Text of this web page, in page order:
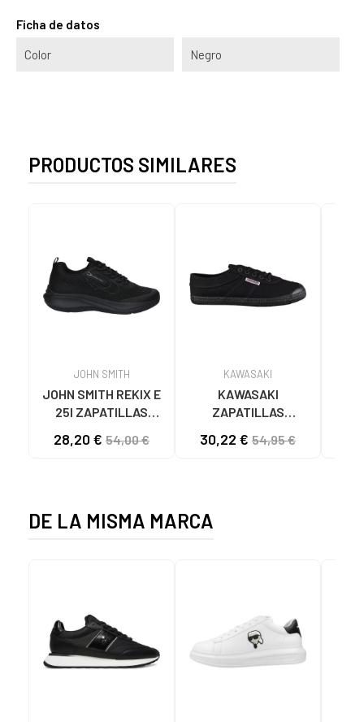
Ficha de datos
Color Negro
PRODUCTOS SIMILARES
JOHN SMITH
JOHN SMITH REKIX E
25I ZAPATILLAS
NEGRO NEGRO
28,20 € 54,00 €
KAWASAKI
KAWASAKI
ZAPATILLAS
CANVAS K192495
30,22 € 54,95 €
DE LA MISMA MARCA